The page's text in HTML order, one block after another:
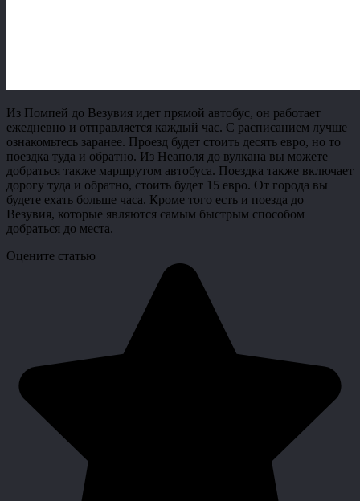
Из Помпей до Везувия идет прямой автобус, он работает
ежедневно и отправляется каждый час. С расписанием лучше
ознакомьтесь заранее. Проезд будет стоить десять евро, но то
поездка туда и обратно. Из Неаполя до вулкана вы можете
добраться также маршрутом автобуса. Поездка также включает
дорогу туда и обратно, стоить будет 15 евро. От города вы
будете ехать больше часа. Кроме того есть и поезда до
Везувия, которые являются самым быстрым способом
добраться до места.
Оцените статью